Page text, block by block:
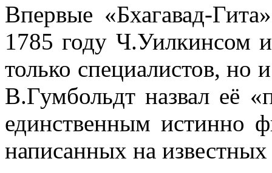
Впервые «Бхагавад-
1785 году Ч.Уилкинсом
только специалистов, но
В.Гумбольдт назвал её
единственным истинно
написанных на